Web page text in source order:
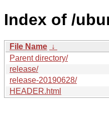
Index of /
File Name ↓
Parent directory/
release/
release-20190628/
HEADER.html